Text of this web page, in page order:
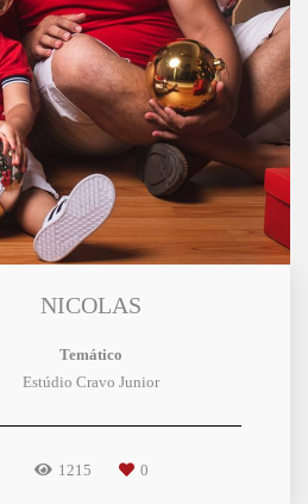
NICOLAS
Temático
Estúdio Cravo Junior
1215 0